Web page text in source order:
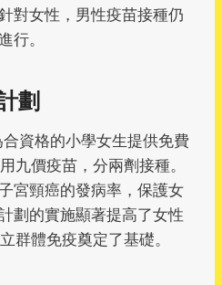
對女性，男性疫苗接種仍
行。
劃
資格的小學女生提供免費
九價疫苗，分兩劑接種。
宮頸癌的發病率，保護女
劃的實施顯著提高了女性
群體免疫奠定了基礎。